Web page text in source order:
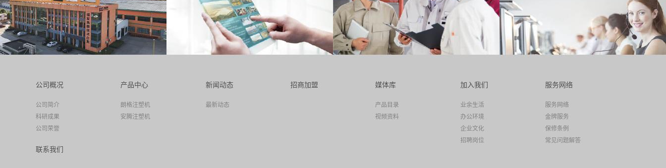
公司概况
公司简介
科研成果
公司荣誉
产品中心
朗格注塑机
安腾注塑机
新闻动态
最新动态
招商加盟 媒体库
产品目录
视频资料
加入我们
业余生活
办公环境
企业文化
招聘岗位
服务网络
服务网络
金牌服务
保修条例
常见问题解答
联系我们